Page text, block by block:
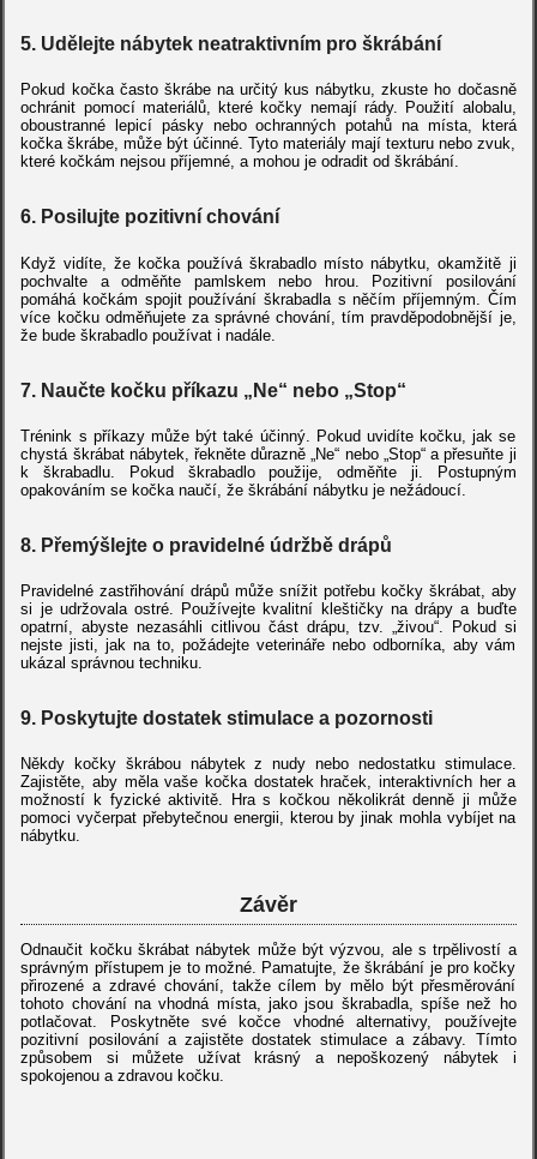
5. Udělejte nábytek neatraktivním pro škrábání
Pokud kočka často škrábe na určitý kus nábytku, zkuste ho dočasně
ochránit pomocí materiálů, které kočky nemají rády. Použití alobalu,
oboustranné lepicí pásky nebo ochranných potahů na místa, která
kočka škrábe, může být účinné. Tyto materiály mají texturu nebo zvuk,
které kočkám nejsou příjemné, a mohou je odradit od škrábání.
6. Posilujte pozitivní chování
Když vidíte, že kočka používá škrabadlo místo nábytku, okamžitě ji
pochvalte a odměňte pamlskem nebo hrou. Pozitivní posilování
pomáhá kočkám spojit používání škrabadla s něčím příjemným. Čím
více kočku odměňujete za správné chování, tím pravděpodobnější je,
že bude škrabadlo používat i nadále.
7. Naučte kočku příkazu „Ne“ nebo „Stop“
Trénink s příkazy může být také účinný. Pokud uvidíte kočku, jak se
chystá škrábat nábytek, řekněte důrazně „Ne“ nebo „Stop“ a přesuňte ji
k škrabadlu. Pokud škrabadlo použije, odměňte ji. Postupným
opakováním se kočka naučí, že škrábání nábytku je nežádoucí.
8. Přemýšlejte o pravidelné údržbě drápů
Pravidelné zastřihování drápů může snížit potřebu kočky škrábat, aby
si je udržovala ostré. Používejte kvalitní kleštičky na drápy a buďte
opatrní, abyste nezasáhli citlivou část drápu, tzv. „živou“. Pokud si
nejste jisti, jak na to, požádejte veterináře nebo odborníka, aby vám
ukázal správnou techniku.
9. Poskytujte dostatek stimulace a pozornosti
Někdy kočky škrábou nábytek z nudy nebo nedostatku stimulace.
Zajistěte, aby měla vaše kočka dostatek hraček, interaktivních her a
možností k fyzické aktivitě. Hra s kočkou několikrát denně ji může
pomoci vyčerpat přebytečnou energii, kterou by jinak mohla vybíjet na
nábytku.
Závěr
Odnaučit kočku škrábat nábytek může být výzvou, ale s trpělivostí a
správným přístupem je to možné. Pamatujte, že škrábání je pro kočky
přirozené a zdravé chování, takže cílem by mělo být přesměrování
tohoto chování na vhodná místa, jako jsou škrabadla, spíše než ho
potlačovat. Poskytněte své kočce vhodné alternativy, používejte
pozitivní posilování a zajistěte dostatek stimulace a zábavy. Tímto
způsobem si můžete užívat krásný a nepoškozený nábytek i
spokojenou a zdravou kočku.